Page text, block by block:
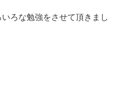
ろな勉強をさせて頂きまし